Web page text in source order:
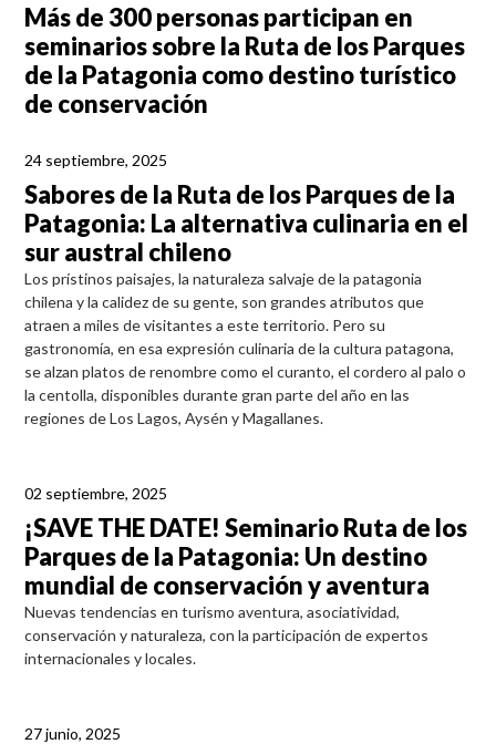
Más de 300 personas participan en
seminarios sobre la Ruta de los Parques
de la Patagonia como destino turístico
de conservación
24 septiembre, 2025
Sabores de la Ruta de los Parques de la
Patagonia: La alternativa culinaria en el
sur austral chileno
Los prístinos paisajes, la naturaleza salvaje de la patagonia
chilena y la calidez de su gente, son grandes atributos que
atraen a miles de visitantes a este territorio. Pero su
gastronomía, en esa expresión culinaria de la cultura patagona,
se alzan platos de renombre como el curanto, el cordero al palo o
la centolla, disponibles durante gran parte del año en las
regiones de Los Lagos, Aysén y Magallanes.
02 septiembre, 2025
¡SAVE THE DATE! Seminario Ruta de los
Parques de la Patagonia: Un destino
mundial de conservación y aventura
Nuevas tendencias en turismo aventura, asociatividad,
conservación y naturaleza, con la participación de expertos
internacionales y locales.
27 junio, 2025